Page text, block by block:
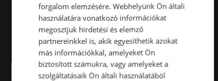
forgalom elemzésére. Webhelyünk Ön általi
használatára vonatkozó információkat
megosztjuk hirdetési és elemző
partnereinkkel is, akik egyesíthetik azokat
más információkkal, amelyeket Ön
biztosított számukra, vagy amelyeket a
szolgáltatásaik Ön általi használatából